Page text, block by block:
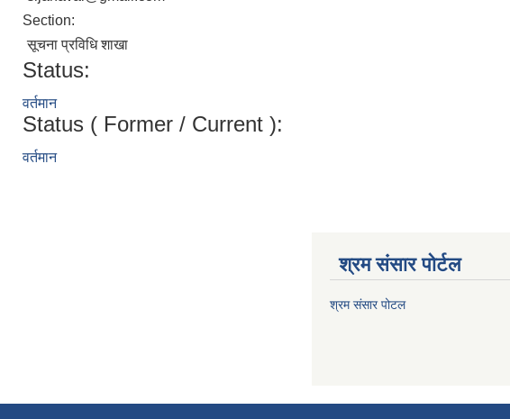
Section:
सूचना प्रविधि शाखा
Status:
वर्तमान
Status ( Former / Current ):
वर्तमान
श्रम संसार पोर्टल
श्रम संसार पोटल